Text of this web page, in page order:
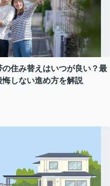
住み替えはいつが良い？最
しない進め方を解説